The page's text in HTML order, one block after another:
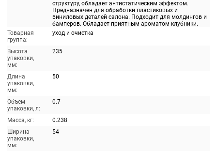
структуру, обладает антистатическим эффектом.
Предназначен для обработки пластиковых и
виниловых деталей салона. Подходит для молдингов и
бамперов. Обладает приятным ароматом клубники.
Товарная
группа:
уход и очистка
Высота
упаковки,
мм:
235
Длина
упаковки,
мм:
50
Объем
упаковки, л:
0.7
Масса, кг:
0.238
Ширина
упаковки,
мм:
54